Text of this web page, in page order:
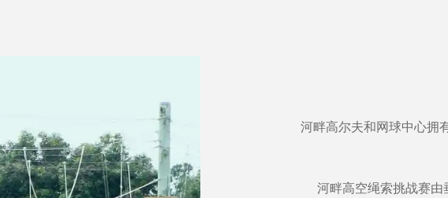
河畔高尔夫和网球中心拥
河畔高空绳索挑战赛